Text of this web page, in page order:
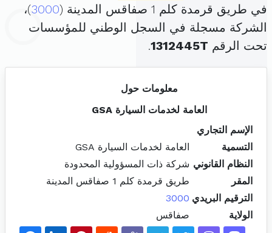
في طريق قرمدة كلم 1 صفاقس المدينة (
3000)،
الشركة مسجلة في السجل الوطني للمؤسسات
تحت الرقم 1312445T
.
معلومات حول
العامة لخدمات السيارة GSA
الإسم التجاري
التسمية
العامة لخدمات السيارة GSA
النظام القانوني شركة ذات المسؤولية المحدودة
المقر
طريق قرمدة كلم 1 صفاقس المدينة
الترقيم البريدي 3000
الولاية
صفاقس